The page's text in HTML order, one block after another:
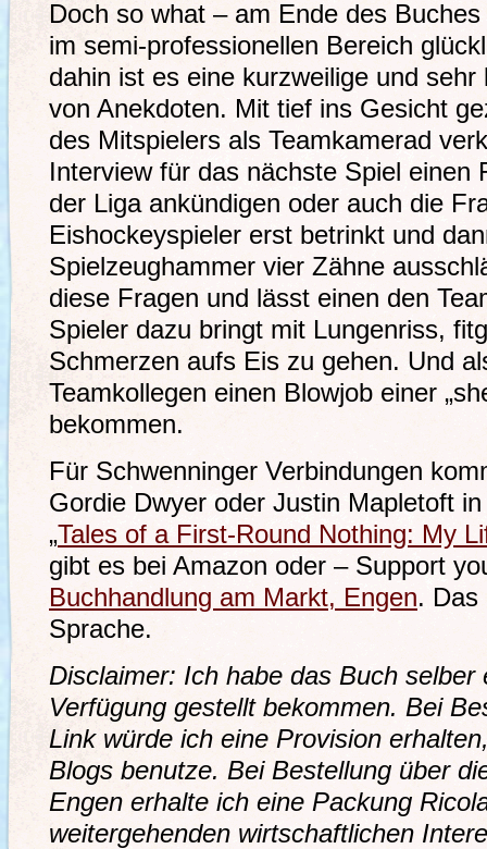
Doch so what – am Ende des
im semi-professionellen Bereich
dahin ist es eine kurzweilige und
von Anekdoten. Mit tief ins Gesicht
des Mitspielers als Teamkamerad
Interview für das nächste Spiel einen
der Liga ankündigen oder auch die
Eishockeyspieler erst betrinkt und
Spielzeughammer vier Zähne
diese Fragen und lässt einen den
Spieler dazu bringt mit Lungenriss,
Schmerzen aufs Eis zu gehen. Und
Teamkollegen einen Blowjob einer
bekommen.
Für Schwenninger Verbindungen
Gordie Dwyer oder Justin Mapletoft
„Tales of a First-Round Nothing: My
gibt es bei Amazon oder – Support
Buchhandlung am Markt, Engen. Das
Sprache.
Disclaimer: Ich habe das Buch selber
Verfügung gestellt bekommen. Bei
Link würde ich eine Provision
Blogs benutze. Bei Bestellung über
Engen erhalte ich eine Packung
weitergehenden wirtschaftlichen